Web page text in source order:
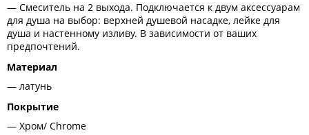
Смеситель на 2 выхода. Подключается к двум аксессуарам
для душа на выбор: верхней душевой насадке, лейке для
душа и настенному изливу. В зависимости от ваших
предпочтений.
Материал
латунь
Покрытие
Хром/ Chrome